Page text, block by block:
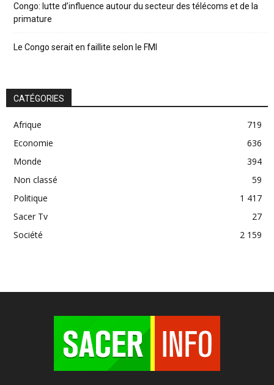
Congo: lutte d’influence autour du secteur des télécoms et de la
primature
Le Congo serait en faillite selon le FMI
CATÉGORIES
Afrique
719
Economie
636
Monde
394
Non classé
59
Politique
1 417
Sacer Tv
27
Société
2 159